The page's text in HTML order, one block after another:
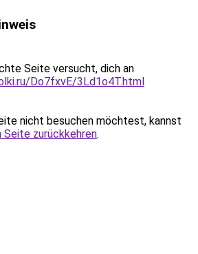
Seite versucht, dich an
Do7fxvE/3Ld1o4T.html
nicht besuchen möchtest, kannst
Seite zurückkehren.